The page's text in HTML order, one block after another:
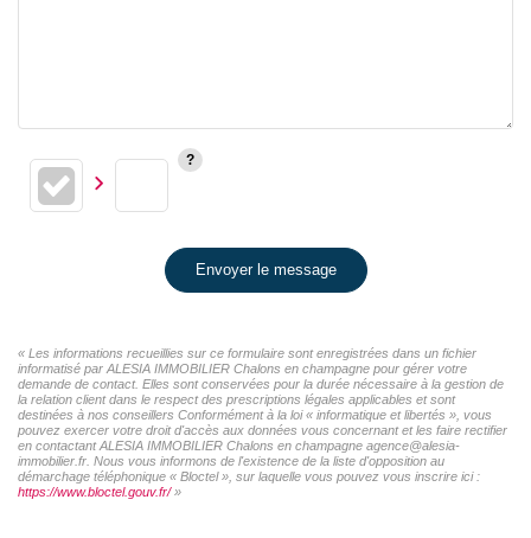
Envoyer le message
« Les informations recueillies sur ce formulaire sont enregistrées dans un fichier
informatisé par ALESIA IMMOBILIER Chalons en champagne pour gérer votre
demande de contact. Elles sont conservées pour la durée nécessaire à la gestion de
la relation client dans le respect des prescriptions légales applicables et sont
destinées à nos conseillers Conformément à la loi « informatique et libertés », vous
pouvez exercer votre droit d'accès aux données vous concernant et les faire rectifier
en contactant ALESIA IMMOBILIER Chalons en champagne agence@alesia-
immobilier.fr. Nous vous informons de l'existence de la liste d'opposition au
démarchage téléphonique « Bloctel », sur laquelle vous pouvez vous inscrire ici :
https://www.bloctel.gouv.fr/»